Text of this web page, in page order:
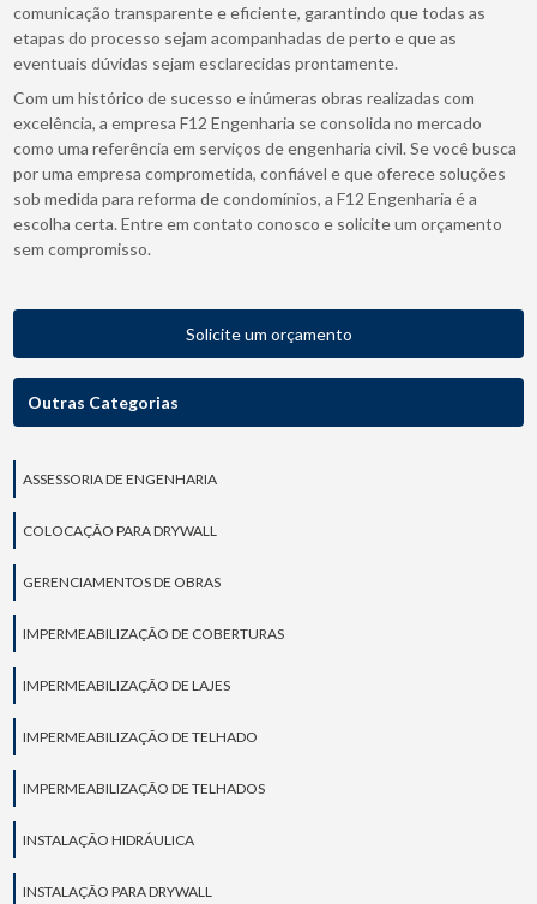
comunicação transparente e eficiente, garantindo que todas as
etapas do processo sejam acompanhadas de perto e que as
eventuais dúvidas sejam esclarecidas prontamente.
Com um histórico de sucesso e inúmeras obras realizadas com
excelência, a empresa F12 Engenharia se consolida no mercado
como uma referência em serviços de engenharia civil. Se você busca
por uma empresa comprometida, confiável e que oferece soluções
sob medida para reforma de condomínios, a F12 Engenharia é a
escolha certa. Entre em contato conosco e solicite um orçamento
sem compromisso.
Solicite um orçamento
Outras Categorias
ASSESSORIA DE ENGENHARIA
COLOCAÇÃO PARA DRYWALL
GERENCIAMENTOS DE OBRAS
IMPERMEABILIZAÇÃO DE COBERTURAS
IMPERMEABILIZAÇÃO DE LAJES
IMPERMEABILIZAÇÃO DE TELHADO
IMPERMEABILIZAÇÃO DE TELHADOS
INSTALAÇÃO HIDRÁULICA
INSTALAÇÃO PARA DRYWALL